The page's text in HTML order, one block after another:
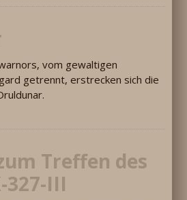
vom gewaltigen
getrennt, erstrecken sich die
Treffen des
327-III